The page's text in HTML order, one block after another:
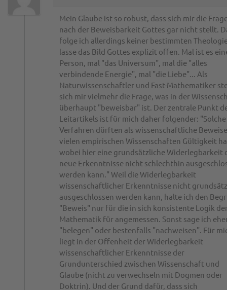
Mein Glaube ist so robust, dass sich mir die
nach der Beweisbarkeit Gottes gar nicht stellt.
folge ich allerdings keiner bestimmten
lasse das Bild Gottes explizit offen. Mal ist es
Person, mal "das Universum", mal die "alles
verbindende Energie", mal "die Liebe"... Als
Naturwissenschaftler und Fast-Mathematiker
sich mir vielmehr die Frage, was in der
überhaupt "beweisbar" ist. Der zentrale Punkt
Leitartikels ist für mich daher folgender: "Solche
Verfahren dürften als wissenschaftliche
vielen empirischen Wissenschaften Gültigkeit
wobei hier eine grundsätzliche Widerlegbarkeit
neue Erkenntnisse nicht schlechthin
werden kann." Weil die Widerlegbarkeit
wissenschaftlicher Erkenntnisse nicht
ausgeschlossen werden kann, halte ich den
"Beweis" nur für die in sich konsistente Logik
Mathematik für angemessen. Sonst sage ich
"belegen" oder bestenfalls "nachweisen". Für
liegt in der Offenheit der Widerlegbarkeit
wissenschaftlicher Erkenntnisse der
Grundunterschied zwischen Wissenschaft und
Glaube (nicht zu verwechseln mit Dogmen oder
Doktrin). Und der Grund dafür, dass sich